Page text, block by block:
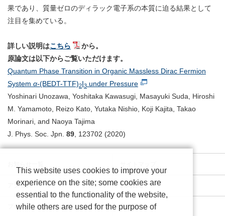
果であり、質量ゼロのディラック電子系の本質に迫る結果として
注目を集めている。
詳しい説明はこちら
から。
原論文は以下からご覧いただけます。
Quantum Phase Transition in Organic Massless Dirac Fermion
System α-(BEDT-TTF)2I3 under Pressure
Yoshinari Unozawa, Yoshitaka Kawasugi, Masayuki Suda, Hiroshi
M. Yamamoto, Reizo Kato, Yutaka Nishio, Koji Kajita, Takao
Morinari, and Naoya Tajima
J. Phys. Soc. Jpn. 89 , 123702 (2020)
アクセス お問合せ
プライバシーポリシー 免責事項
This website uses cookies to improve your
experience on the site; some cookies are
essential to the functionality of the website,
while others are used for the purpose of